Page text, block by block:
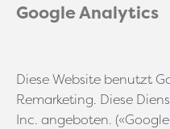
Google Analytics
Diese Website benutzt
Remarketing. Diese
Inc. angeboten.